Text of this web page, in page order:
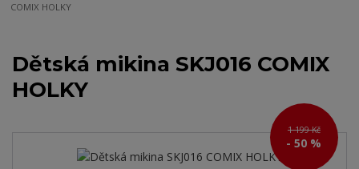
COMIX HOLKY
Dětská mikina SKJ016 COMIX
HOLKY
1 199 Kč
- 50 %